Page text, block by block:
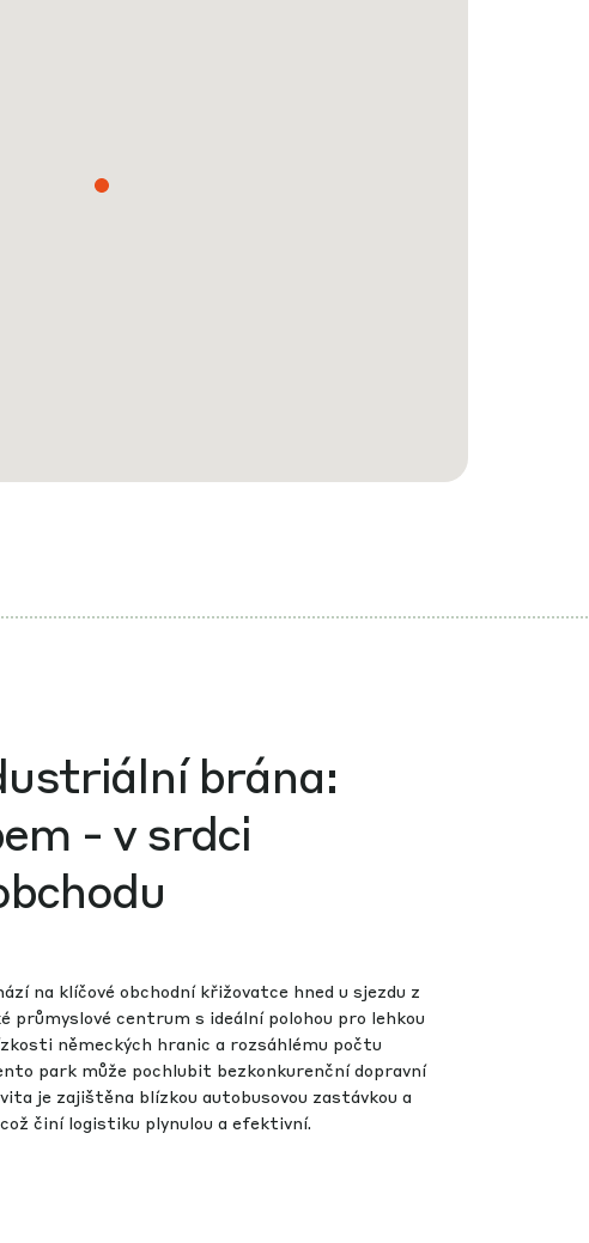
brána:
- v srdci
na klíčové obchodní křižovatce hned u sjezdu z
průmyslové centrum s ideální polohou pro lehkou
německých hranic a rozsáhlému počtu
park může pochlubit bezkonkurenční dopravní
je zajištěna blízkou autobusovou zastávkou a
činí logistiku plynulou a efektivní.